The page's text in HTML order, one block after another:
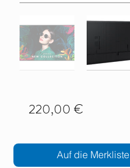
220,00 €
Auf die Merkliste